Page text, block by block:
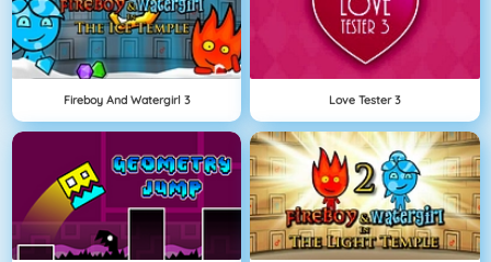
Fireboy And Watergirl 3 Love Tester 3